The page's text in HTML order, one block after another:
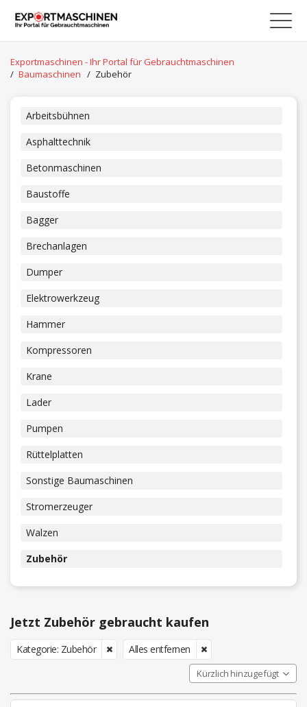
Exportmaschinen - Ihr Portal für Gebrauchtmaschinen
/ Baumaschinen / Zubehör
Arbeitsbühnen
Asphalttechnik
Betonmaschinen
Baustoffe
Bagger
Brechanlagen
Dumper
Elektrowerkzeug
Hammer
Kompressoren
Krane
Lader
Pumpen
Rüttelplatten
Sonstige Baumaschinen
Stromerzeuger
Walzen
Zubehör
Jetzt Zubehör gebraucht kaufen
Kategorie: Zubehör Alles entfernen
Kürzlich hinzugefügt